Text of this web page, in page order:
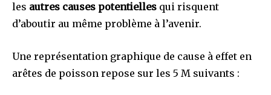
les autres causes potentielles qui risquent
d’aboutir au même problème à l’avenir.
Une représentation graphique de cause à effet en
arêtes de poisson repose sur les 5 M suivants :